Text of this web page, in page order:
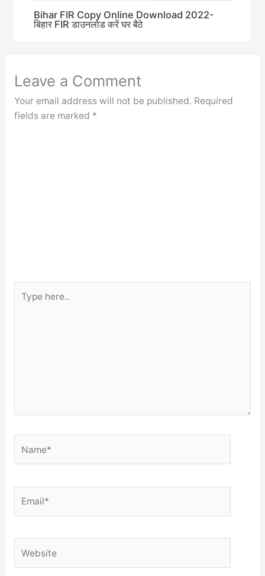
Bihar FIR Copy Online Download 2022-
बिहार FIR डाउनलोड करें घर बैठे
Leave a Comment
Your email address will not be published. Required
fields are marked *
here..